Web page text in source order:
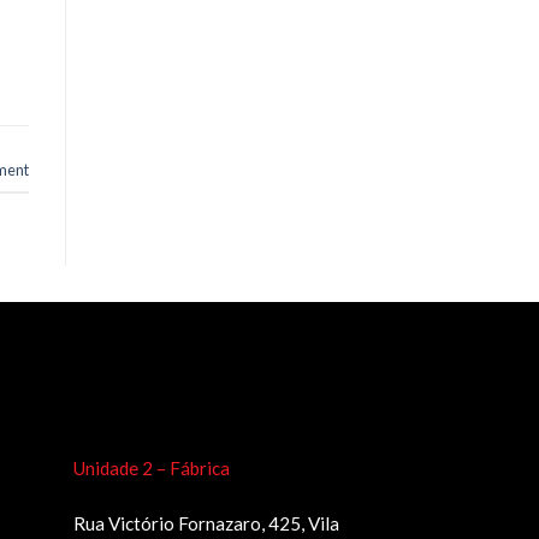
Unidade 2 – Fábrica
Rua Victório Fornazaro, 425, Vila